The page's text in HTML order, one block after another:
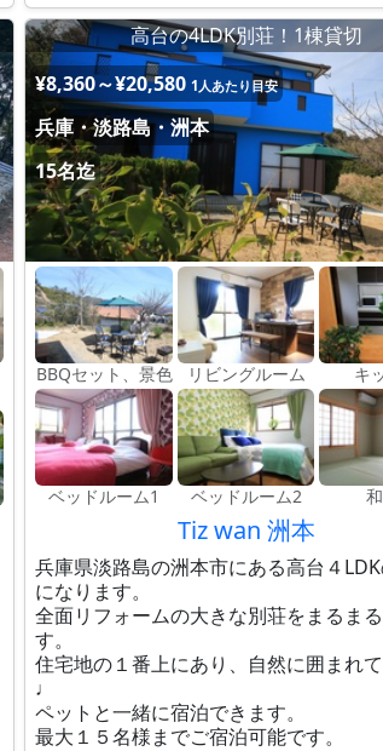
高台の4LDK別荘！1棟貸切
¥8,360～¥20,580 1人あたり目安
兵庫・淡路島・洲本
15名迄
BBQセット、景色 リビングルーム キ
ベッドルーム1 ベッドルーム2
Tiz wan 洲本
兵庫県淡路島の洲本市にある高台４
になります。
全面リフォームの大きな別荘をまるま
す。
住宅地の１番上にあり、自然に囲まれ
♩
ペットと一緒に宿泊できます。
最大１５名様までご宿泊可能です。